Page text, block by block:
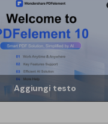
Aggiungi testo